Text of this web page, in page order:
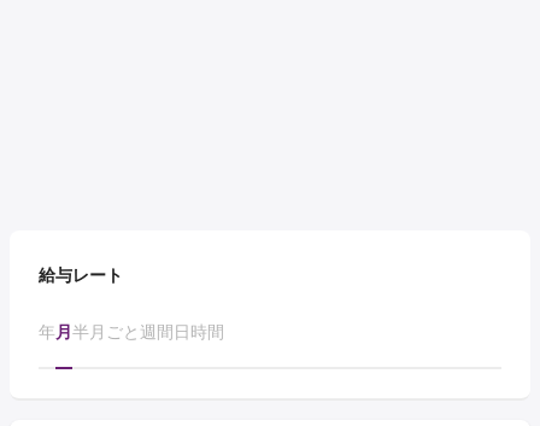
給与レート
年月半月ごと週間日時間